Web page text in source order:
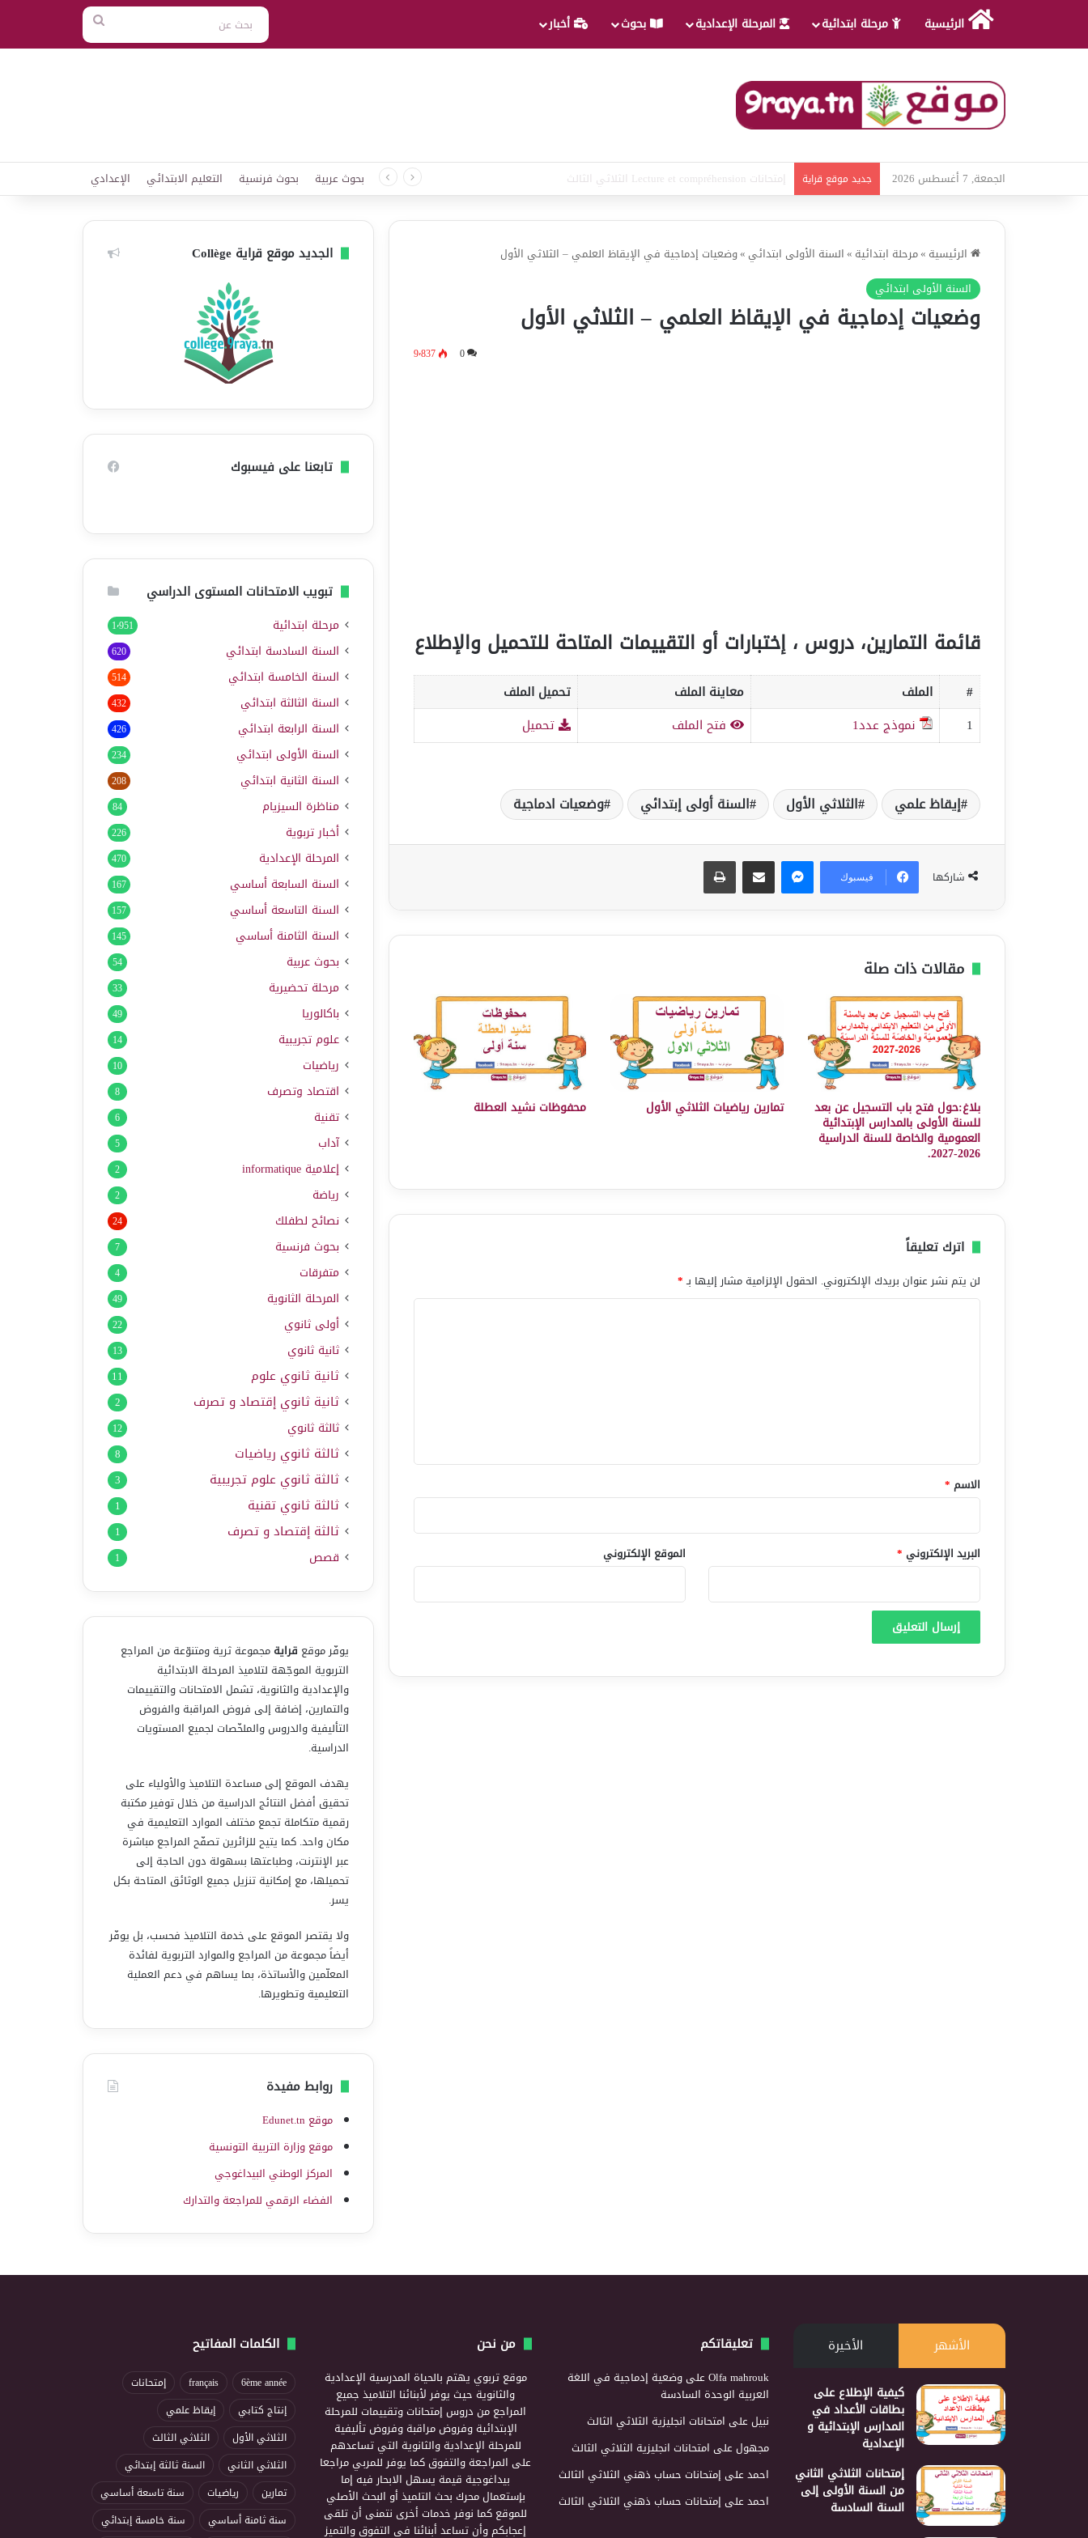
الرئيسية مرحلة ابتدائية المرحلة الإعدادية بحوث أخبار
بحث
عن
الجمعة, 7 أغسطس 2026 جديد موقع قراية امتحانات قواعد لغة الثلاثي الثالث بحوث عربية بحوث فرنسية التعليم الابتدائي الإعدادي
الرئيسية »مرحلة ابتدائية »السنة الأولى ابتدائي »وضعيات إدماجية في الإيقاظ العلمي – الثلاثي الأول
السنة الأولى ابتدائي
وضعيات إدماجية في الإيقاظ العلمي – الثلاثي الأول
0 9٬837
قائمة التمارين، دروس ، إختبارات أو التقييمات المتاحة للتحميل والإطلاع
# الملف معاينة الملف
تحميل الملف
1
نموذج عدد1 فتح الملف تحميل
إيقاظ علمي الثلاثي الأول السنة أولى إبتدائي وضعيات ادماجية
شاركها فيسبوك
مقالات ذات صلة
بلاغ:حول فتح باب التسجيل عن بعد
للسنة الأولى بالمدارس الإبتدائية
العمومية والخاصة للسنة الدراسية
2026-2027.
تمارين رياضيات الثلاثي الأول محفوظات نشيد العطلة
اترك تعليقاً
لن يتم نشر عنوان بريدك الإلكتروني. الحقول الإلزامية مشار إليها بـ*
*
الاسم *
البريد الإلكتروني * الموقع الإلكتروني
الجديد موقع قراية Collège
تابعنا على فيسبوك
تبويب الامتحانات المستوى الدراسي
مرحلة ابتدائية 1٬951
السنة السادسة ابتدائي 620
السنة الخامسة ابتدائي 514
السنة الثالثة ابتدائي 432
السنة الرابعة ابتدائي 426
السنة الأولى ابتدائي 234
السنة الثانية ابتدائي 208
مناظرة السيزيام 84
أخبار تربوية 226
المرحلة الإعدادية 470
السنة السابعة أساسي 167
السنة التاسعة أساسي 157
السنة الثامنة أساسي 145
بحوث عربية 54
مرحلة تحضيرية 33
باكالوريا 49
علوم تجريبية 14
رياضيات 10
اقتصاد وتصرف 8
تقنية 6
آداب 5
إعلامية informatique
2
رياضة 2
نصائح لطفلك 24
بحوث فرنسية 7
متفرقات 4
المرحلة الثانوية 49
أولى ثانوي 22
ثانية ثانوي 13
ثانية ثانوي علوم 11
ثانية ثانوي إقتصاد و تصرف 2
ثالثة ثانوي 12
ثالثة ثانوي رياضيات 8
ثالثة ثانوي علوم تجريبية 3
ثالثة ثانوي تقنية 1
ثالثة إقتصاد و تصرف 1
قصص 1
يوفّر موقع قرايةمجموعة ثرية ومتنوّعة من المراجع
التربوية الموجّهة لتلاميذ المرحلة الابتدائية
والإعدادية والثانوية، تشمل الامتحانات والتقييمات
والتمارين، إضافة إلى فروض المراقبة والفروض
التأليفية والدروس والملخّصات لجميع المستويات
الدراسية.
يهدف الموقع إلى مساعدة التلاميذ والأولياء على
تحقيق أفضل النتائج الدراسية من خلال توفير مكتبة
رقمية متكاملة تجمع مختلف الموارد التعليمية في
مكان واحد. كما يتيح للزائرين تصفّح المراجع مباشرة
عبر الإنترنت، وطباعتها بسهولة دون الحاجة إلى
تحميلها، مع إمكانية تنزيل جميع الوثائق المتاحة بكل
يسر.
ولا يقتصر الموقع على خدمة التلاميذ فحسب، بل يوفّر
أيضاً مجموعة من المراجع والموارد التربوية لفائدة
المعلّمين والأساتذة، بما يساهم في دعم العملية
التعليمية وتطويرها.
روابط مفيدة
موقع Edunet.tn
موقع وزارة التربية التونسية
المركز الوطني البيداغوجي
الفضاء الرقمي للمراجعة والتدارك
الأشهر الأخيرة
كيفية الإطلاع على
بطاقات الأعداد في
المدارس الإبتدائية و
الإعدادية
إمتحانات الثلاثي الثاني
من السنة الأولى إلى
السنة السادسة
تعليقاتكم
Olfa mahroukعلىوضعية إدماجية في اللغة
العربية الوحدة السادسة
نبيلعلى امتحانات انجليزية الثلاثي الثالث
مجهولعلى امتحانات انجليزية الثلاثي الثالث
احمدعلى إمتحانات حساب ذهني الثلاثي الثالث
احمدعلى إمتحانات حساب ذهني الثلاثي الثالث
من نحن
موقع تربوي يهتم بالحياة المدرسية الإعدادية
والثانوية حيث يوفر لأبنائنا التلاميذ جميع
المراجع من دروس إمتحانات وتقييمات للمرحلة
الإبتدائية وفروض مراقبة وفروض تأليفية
للمرحلة الإعدادية والثانوية التي تساعدهم
على المراجعة والتفوق كما يوفر للمربي مراجعا
بيداغوجية قيمة يسهل الابحار فيه إما
بإستعمال محرك بحث التلميذ أو البحث الأصلي
للموقع كما نوفر خدمات أخرى نتمنى أن تلقى
إعجابكم وأن تساعد أبنائنا في التفوق والتميز
الكلمات المفاتيح
6ème année
français
إمتحانات
إنتاج كتابي
إيقاظ علمي
الثلاثي الأول
الثلاثي الثالث
الثلاثي الثاني
السنة ثالثة إبتدائي
تمارين
رياضيات
سنة تاسعة أساسي
سنة ثامنة أساسي
سنة خامسة إبتدائي